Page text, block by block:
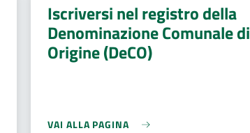
Iscriversi nel registro della
Denominazione Comunale di
Origine (DeCO)
VAI ALLA PAGINA